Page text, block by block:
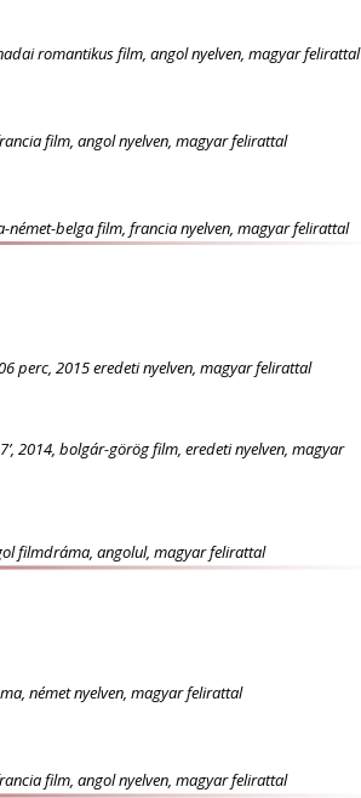
romantikus film, angol nyelven, magyar felirattal
film, angol nyelven, magyar felirattal
német-belga film, francia nyelven, magyar felirattal
perc, 2015 eredeti nyelven, magyar felirattal
2014, bolgár-görög film, eredeti nyelven, magyar
filmdráma, angolul, magyar felirattal
német nyelven, magyar felirattal
film, angol nyelven, magyar felirattal